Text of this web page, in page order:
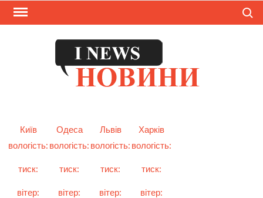
Skip
Київ
Одеса Львів
Харків
вологість:
тиск:
вітер:
вологість:
тиск:
вітер:
вологість:
тиск:
вітер:
вологість:
тиск:
вітер: